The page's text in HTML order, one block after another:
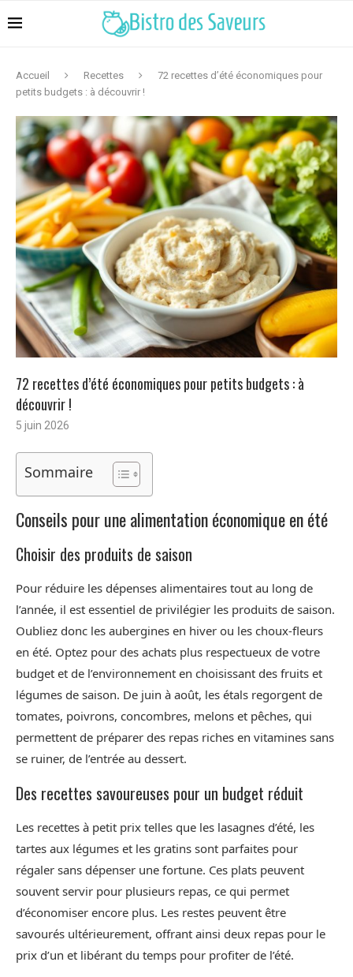
Accueil Recettes
72 recettes d’été économiques pour
petits budgets : à découvrir !
72 recettes d’été économiques pour petits budgets : à
découvrir !
5 juin 2026
Sommaire
Conseils pour une alimentation économique en été
Choisir des produits de saison
Pour réduire les dépenses alimentaires tout au long de
l’année, il est essentiel de privilégier les produits de saison.
Oubliez donc les aubergines en hiver ou les choux-fleurs
en été. Optez pour des achats plus respectueux de votre
budget et de l’environnement en choisissant des fruits et
légumes de saison. De juin à août, les étals regorgent de
tomates, poivrons, concombres, melons et pêches, qui
permettent de préparer des repas riches en vitamines sans
se ruiner, de l’entrée au dessert.
Des recettes savoureuses pour un budget réduit
Les recettes à petit prix telles que les lasagnes d’été, les
tartes aux légumes et les gratins sont parfaites pour
régaler sans dépenser une fortune. Ces plats peuvent
souvent servir pour plusieurs repas, ce qui permet
d’économiser encore plus. Les restes peuvent être
savourés ultérieurement, offrant ainsi deux repas pour le
prix d’un et libérant du temps pour profiter de l’été.